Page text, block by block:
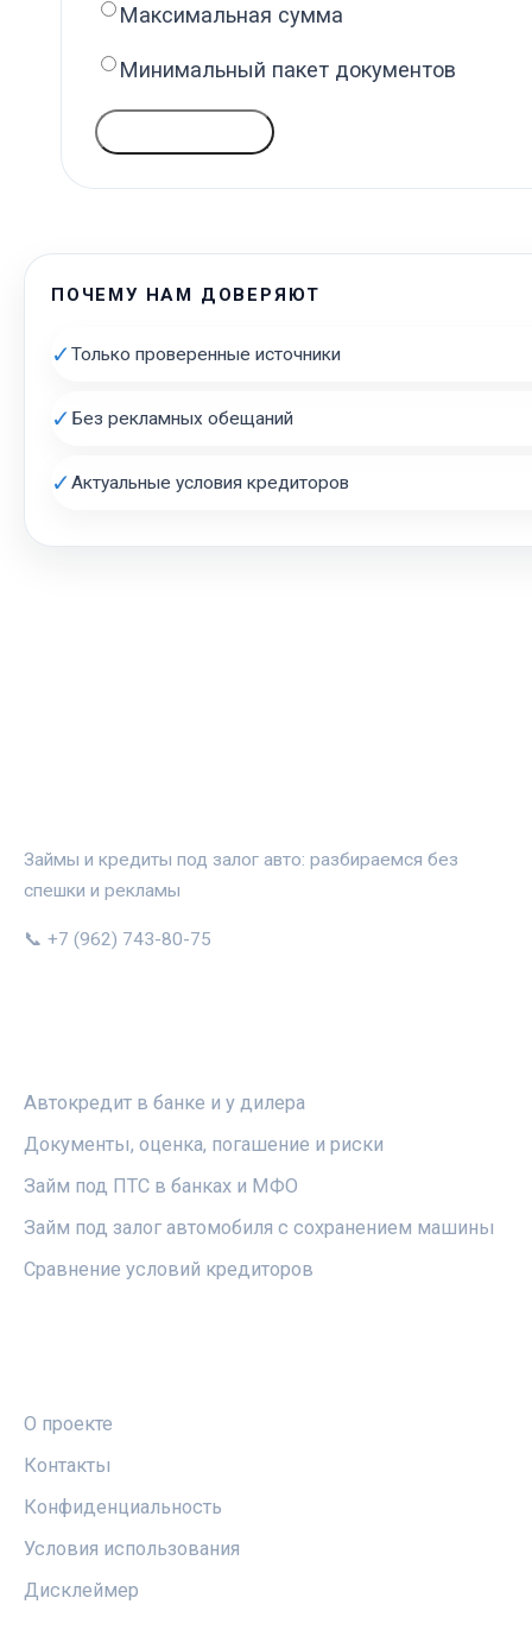
Максимальная сумма
Минимальный пакет документов
ПОЧЕМУ НАМ ДОВЕРЯЮТ
✓Только проверенные источники
✓ Без рекламных обещаний
✓Актуальные условия кредиторов
Займы и кредиты под залог авто: разбираемся без
спешки и рекламы
📞 +7 (962) 743-80-75
Автокредит в банке и у дилера
Документы, оценка, погашение и риски
Займ под ПТС в банках и МФО
Займ под залог автомобиля с сохранением машины
Сравнение условий кредиторов
О проекте
Контакты
Конфиденциальность
Условия использования
Дисклеймер